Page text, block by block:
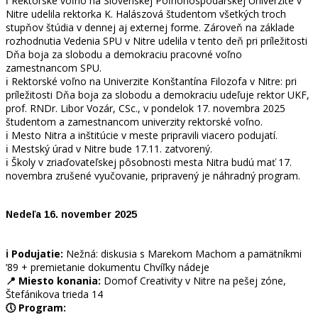
Nitre udelila rektorka K. Halászová študentom všetkých troch
stupňov štúdia v dennej aj externej forme. Zároveň na základe
rozhodnutia Vedenia SPU v Nitre udelila v tento deň pri príležitosti
Dňa boja za slobodu a demokraciu pracovné voľno
zamestnancom SPU.
ℹ️ Rektorské voľno na Univerzite Konštantína Filozofa v Nitre: pri
príležitosti Dňa boja za slobodu a demokraciu udeľuje rektor UKF,
prof. RNDr. Libor Vozár, CSc., v pondelok 17. novembra 2025
študentom a zamestnancom univerzity rektorské voľno.
ℹ️ Mesto Nitra a inštitúcie v meste pripravili viacero podujatí.
ℹ️ Mestský úrad v Nitre bude 17.11. zatvorený.
ℹ️ Školy v zriaďovateľskej pôsobnosti mesta Nitra budú mať 17.
novembra zrušené vyučovanie, pripravený je náhradný program.
Nedeľa 16. november 2025
ℹ️ Podujatie: Nežná: diskusia s Marekom Machom a pamätníkmi
’89 + premietanie dokumentu Chvíľky nádeje
📍 Miesto konania: Domof Creativity v Nitre na pešej zóne,
Štefánikova trieda 14
🕔 Program: